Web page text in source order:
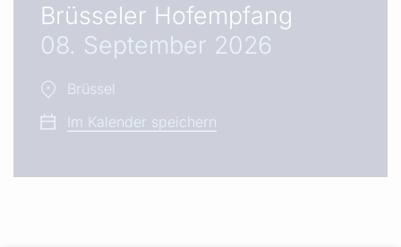
Brüsseler Hofempfang
08. September 2026
Brüssel
Im Kalender speichern